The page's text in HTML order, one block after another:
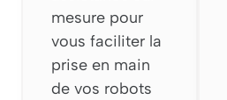
mesure pour
vous faciliter la
prise en main
de vos robots